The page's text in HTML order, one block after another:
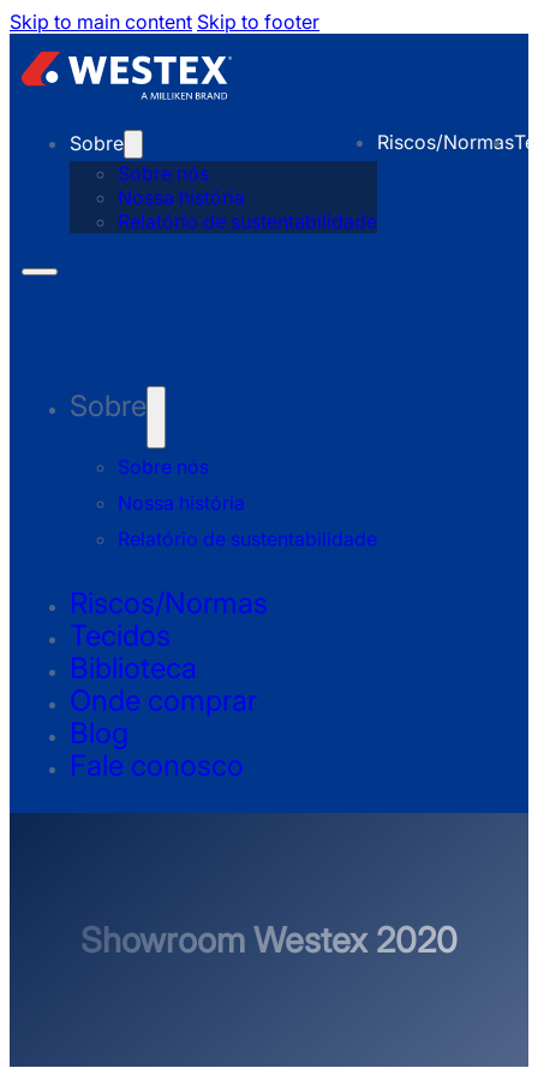
Skip to main content Skip to footer
Sobre
Sobre nós
Nossa história
Relatório de sustentabilidade
Riscos/Normas
Sobre
Sobre nós
Nossa história
Relatório de sustentabilidade
Riscos/Normas
Tecidos
Biblioteca
Onde comprar
Blog
Fale conosco
Showroom Westex 2020